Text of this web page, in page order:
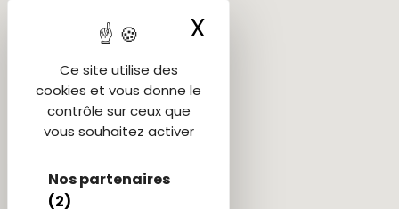
Ce site utilise des
cookies et vous donne le
contrôle sur ceux que
vous souhaitez activer
Nos partenaires
(2)
X